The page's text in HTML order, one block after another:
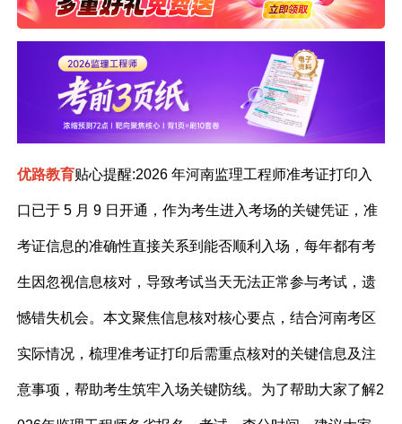
优路教育贴心提醒:2026 年河南监理工程师准考证打印入
口已于 5 月 9 日开通，作为考生进入考场的关键凭证，准
考证信息的准确性直接关系到能否顺利入场，每年都有考
生因忽视信息核对，导致考试当天无法正常参与考试，遗
憾错失机会。本文聚焦信息核对核心要点，结合河南考区
实际情况，梳理准考证打印后需重点核对的关键信息及注
意事项，帮助考生筑牢入场关键防线。 为了帮助大家了解2